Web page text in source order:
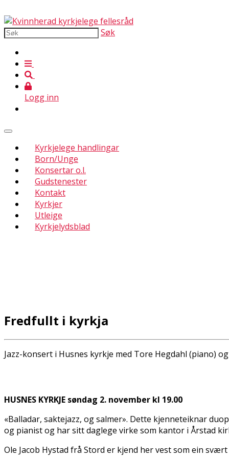
Søk
Logg inn
Kyrkjelege handlingar
Born/Unge
Konsertar o.l.
Gudstenester
Kontakt
Kyrkjer
Utleige
Kyrkjelydsblad
Fredfullt i kyrkja
Jazz-konsert i Husnes kyrkje med Tore Hegdahl (piano)
HUSNES KYRKJE søndag 2. november kl 19.00
«Balladar, saktejazz, og salmer». Dette kjenneteiknar
og pianist og har sitt daglege virke som kantor i Årstad
Ole Jacob Hystad frå Stord er kjend her vest som ein